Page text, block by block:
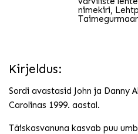
nimekiri,
Kirjeldus:
Sordi avastasid John ja Danny
Carolinas 1999. aastal.
Täiskasvanuna kasvab puu